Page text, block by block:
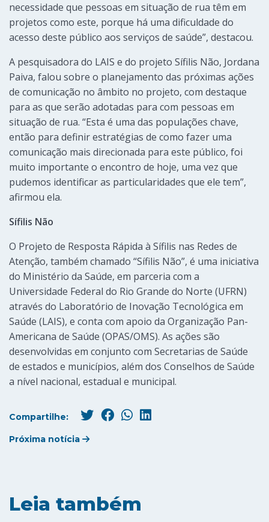
necessidade que pessoas em situação de rua têm em
projetos como este, porque há uma dificuldade do
acesso deste público aos serviços de saúde”, destacou.
A pesquisadora do LAIS e do projeto Sífilis Não, Jordana
Paiva, falou sobre o planejamento das próximas ações
de comunicação no âmbito no projeto, com destaque
para as que serão adotadas para com pessoas em
situação de rua. “Esta é uma das populações chave,
então para definir estratégias de como fazer uma
comunicação mais direcionada para este público, foi
muito importante o encontro de hoje, uma vez que
pudemos identificar as particularidades que ele tem”,
afirmou ela.
Sífilis Não
O Projeto de Resposta Rápida à Sífilis nas Redes de
Atenção, também chamado “Sífilis Não”, é uma iniciativa
do Ministério da Saúde, em parceria com a
Universidade Federal do Rio Grande do Norte (UFRN)
através do Laboratório de Inovação Tecnológica em
Saúde (LAIS), e conta com apoio da Organização Pan-
Americana de Saúde (OPAS/OMS). As ações são
desenvolvidas em conjunto com Secretarias de Saúde
de estados e municípios, além dos Conselhos de Saúde
a nível nacional, estadual e municipal.
Compartilhe:
Próxima notícia
Leia também